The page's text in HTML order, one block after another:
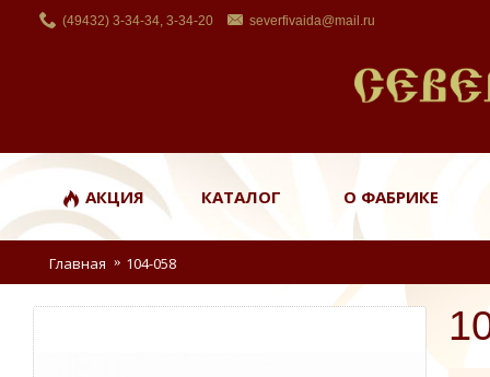
(49432) 3-34-34, 3-34-20 severfivaida@mail.ru
АКЦИЯ КАТАЛОГ О ФАБРИКЕ
Главная 104-058